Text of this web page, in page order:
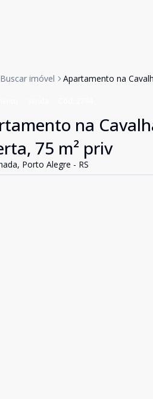
Buscar imóvel Apartamento na
na
75 m² priv
Porto Alegre - RS